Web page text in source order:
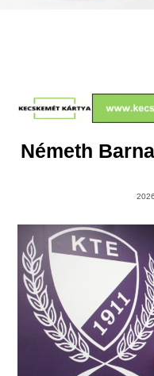
Németh